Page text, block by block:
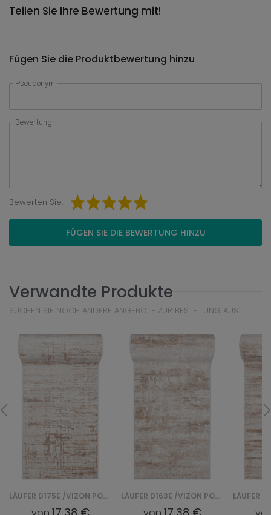
Teilen Sie Ihre Bewertung mit!
Fügen Sie die Produktbewertung hinzu
Pseudonym
Bewertung
Bewerten Sie:
FÜGEN SIE DIE BEWERTUNG HINZU
Verwandte Produkte
SUCHEN SIE NOCH ANDERE ANGEBOTE ZUR BESTELLUNG AUS
LÄUFER D175E /VIZON PORTLAND CHODNIK - BIAŁY LÄUFER D163E /VIZON PORTLAND CHODNIK - BIAŁY